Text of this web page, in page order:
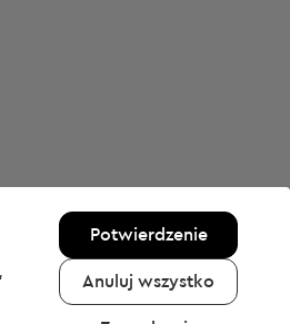
Potwierdzenie
Anuluj wszystko